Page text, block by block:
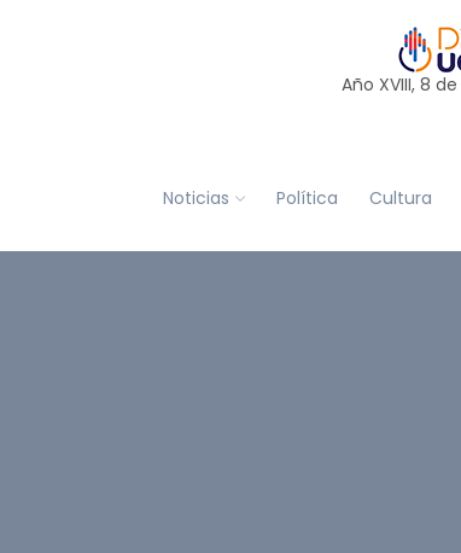
Año XVIII, 8 de
Noticias Política Cultura